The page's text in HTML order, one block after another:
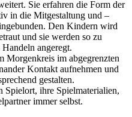
Sie erfahren die Form der
in die Mitgestaltung und –
Den Kindern wird
und sie werden so zu
angeregt.
Morgenkreis im abgegrenzten
Kontakt aufnehmen und
gestalten.
Spielort, ihre Spielmaterialien,
immer selbst.